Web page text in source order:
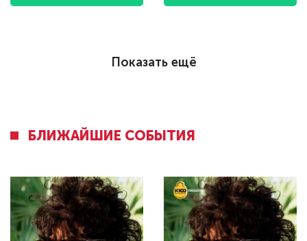
Показать ещё
БЛИЖАЙШИЕ СОБЫТИЯ